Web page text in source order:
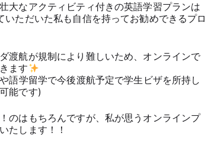
大なアクティビティ付きの英語学習プランは
ただいた私も自信を持ってお勧めできるプロ
渡航が規制により難しいため、オンラインで
ます
語学留学で今後渡航予定で学生ビザを所持し
能です)
のはもちろんですが、私が思うオンラインプ
たします！！